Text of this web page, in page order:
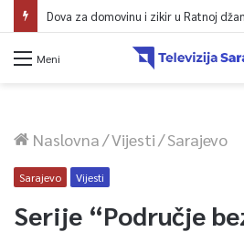
Meni
Naslovna/Vijesti/Sarajevo
Sarajevo Vijesti
Serije “Područje